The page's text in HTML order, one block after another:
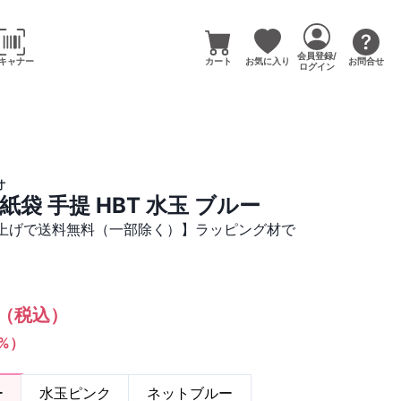
ャナー カート お気に入り
会員登録/
ログイン
お問合せ
手提 HBT 水玉 ブルー
げで送料無料（一部除く）】ラッピング材で
税込）
水玉ピンク ネットブルー